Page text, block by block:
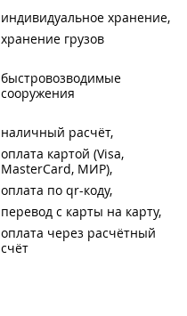
индивидуальное хранение
хранение грузов
быстровозводимые
сооружения
наличный расчёт
оплата картой (Visa,
MasterCard, МИР)
оплата по qr-коду
перевод с карты на карту
оплата через расчётный
счёт